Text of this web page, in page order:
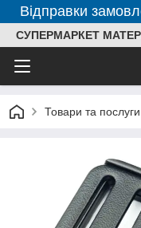
Відправки
СУПЕРМАРКЕТ
Товари та послуги